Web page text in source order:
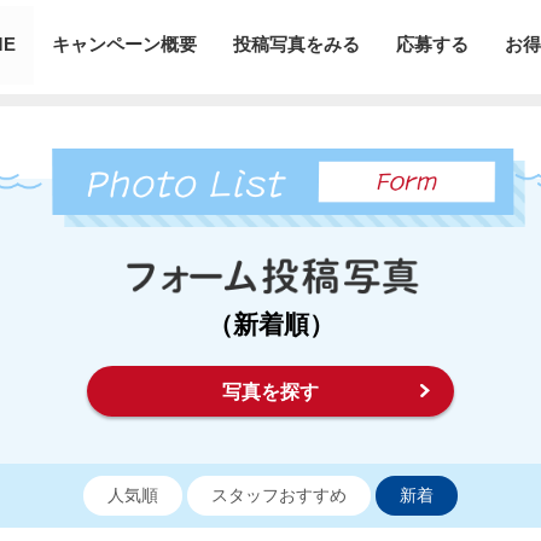
キャンペーン概要 投稿写真をみる 応募する お
（新着順）
写真を探す
人気順 スタッフおすすめ 新着